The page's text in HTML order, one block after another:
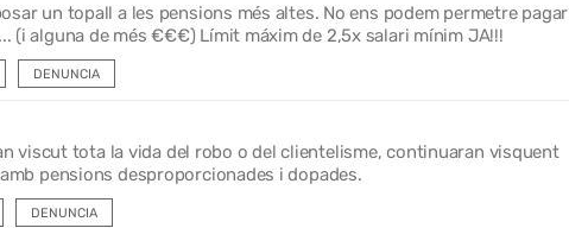
un topall a les pensions més altes. No ens podem permetre pagar
(i alguna de més €€€) Límit máxim de 2,5x salari mínim JA!!!
DENUNCIA
viscut tota la vida del robo o del clientelisme, continuaran visquent
pensions desproporcionades i dopades.
DENUNCIA